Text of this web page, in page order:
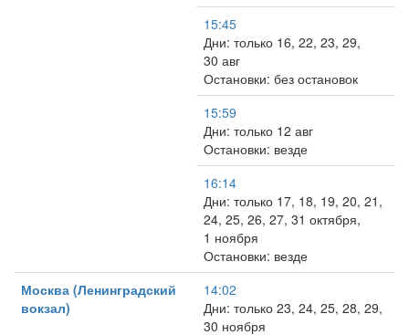
15:45
Дни: только 16, 22, 23, 29,
30 авг
Остановки: без остановок
15:59
Дни: только 12 авг
Остановки: везде
16:14
Дни: только 17, 18, 19, 20, 21,
24, 25, 26, 27, 31 октября,
1 ноября
Остановки: везде
Москва (Ленинградский
вокзал)
14:02
Дни: только 23, 24, 25, 28, 29,
30 ноября